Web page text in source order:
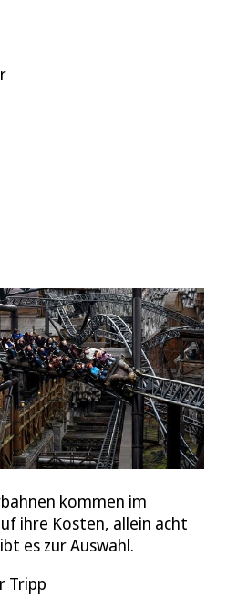
kommen im
ihre Kosten, allein acht
es zur Auswahl.
Tripp